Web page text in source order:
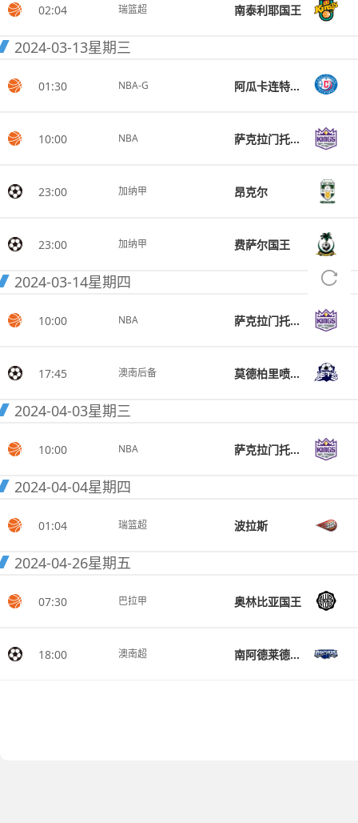
02:04 瑞篮超 南泰利耶国王
2024-03-13星期三
01:30 NBA-G 阿瓜卡连特快船
10:00 NBA 萨克拉门托国王
23:00 加纳甲 昂克尔
23:00 加纳甲 费萨尔国王
2024-03-14星期四
10:00 NBA 萨克拉门托国王
17:45 澳南后备 莫德柏里喷射机后备队
2024-04-03星期三
10:00 NBA 萨克拉门托国王
2024-04-04星期四
01:04 瑞篮超 波拉斯
2024-04-26星期五
07:30 巴拉甲 奥林比亚国王
18:00 澳南超 南阿德莱德黑豹